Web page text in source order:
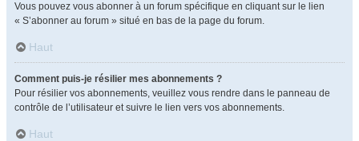
Vous pouvez vous abonner à un forum spécifique en cliquant sur le lien
« S’abonner au forum » situé en bas de la page du forum.
Haut
Comment puis-je résilier mes abonnements ?
Pour résilier vos abonnements, veuillez vous rendre dans le panneau de
contrôle de l’utilisateur et suivre le lien vers vos abonnements.
Haut